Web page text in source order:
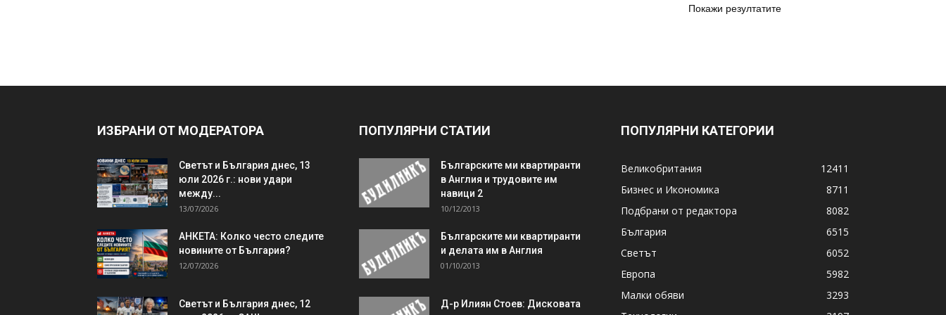
Покажи резултатите
ИЗБРАНИ ОТ МОДЕРАТОРА
Светът и България днес, 13
юли 2026 г.: нови удари
между...
13/07/2026
АНКЕТА: Колко често следите
новините от България?
12/07/2026
Светът и България днес, 12
ПОПУЛЯРНИ СТАТИИ
Българските ми квартиранти
в Англия и трудовите им
навици 2
10/12/2013
Българските ми квартиранти
и делата им в Англия
01/10/2013
Д-р Илиян Стоев: Дисковата
ПОПУЛЯРНИ КАТЕГОРИИ
Великобритания
12411
Бизнес и Икономика
8711
Подбрани от редактора
8082
България
6515
Светът
6052
Европа
5982
Малки обяви
3293